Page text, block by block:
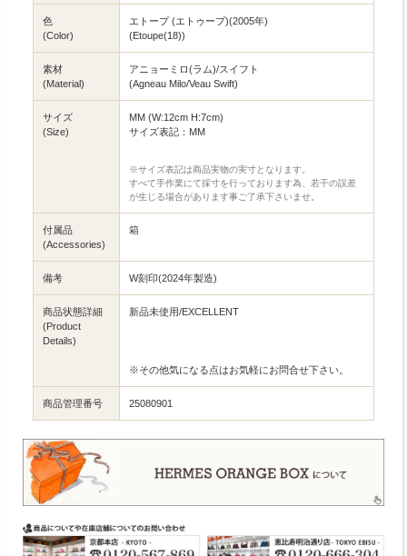
色
(Color)
エトープ (エトゥープ)(2005年)
(Etoupe(18))
素材
(Material)
アニョーミロ(ラム)/スイフト
(Agneau Milo/Veau Swift)
サイズ
(Size)
MM (W:12cm H:7cm)
サイズ表記：MM
※サイズ表記は商品実物の実寸となります。
すべて手作業にて採寸を行っております為、若干の誤差
が生じる場合があります事ご了承下さいませ。
付属品
(Accessories)
箱
備考 W刻印(2024年製造)
商品状態詳細
(Product
Details)
新品未使用/EXCELLENT
※その他気になる点はお気軽にお問合せ下さい。
商品管理番号 25080901